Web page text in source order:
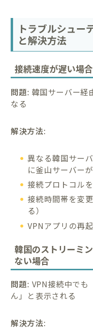
トラブルシュー
と解決方法
接続速度が遅い場
問題: 韓国サーバー経
なる
解決方法:
異なる韓国サー
に釜山サーバー
接続プロトコル
接続時間帯を変
る）
VPNアプリの再
韓国のストリーミ
ない場合
問題: VPN接続中でも
ん」と表示される
解決方法: